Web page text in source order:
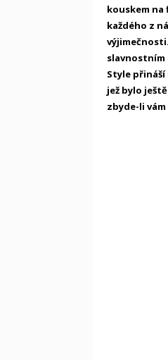
kouskem na
každého z
slavnostním
Style
jež bylo
zbyde-li